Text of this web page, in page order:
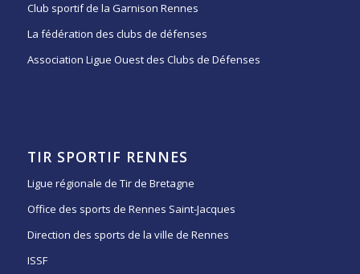
Club sportif de la Garnison Rennes
La fédération des clubs de défenses
Association Ligue Ouest des Clubs de Défenses
TIR SPORTIF RENNES
Ligue régionale de Tir de Bretagne
Office des sports de Rennes Saint-Jacques
Direction des sports de la ville de Rennes
ISSF